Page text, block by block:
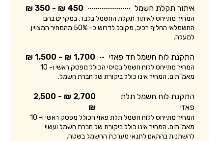
איתור תקלת חשמל 450 ₪ - 350 ₪
המחיר מתייחס לאיתור תקלת החשמל בלבד. במקרים בהם
החשמלאי החליף רכיב, מקובל לדרוש כ- 50% מהמחיר המצויין
למעלה.
התקנת לוח חשמל חד פאזי 1,700 ₪ - 1,500 ₪
המחיר מתייחס ללוח חשמל בסיסי הכולל מפסק ראשי ו- 10
מאמ"תים. המחיר אינו כולל ביקורת של חברת חשמל.
התקנת לוח חשמל תלת
פאזי
2,700 ₪ - 2,500
₪
המחיר מתייחס ללוח חשמל תלת פאזי הכולל מפסק ראשי ו- 10
מאמ"תים. המחיר אינו כולל ביקורת של חברת חשמל ועשוי
להשתנות בהתאם לתנאי מערכת החשמל בשטח.